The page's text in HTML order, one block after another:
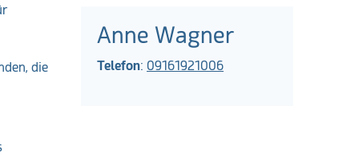
die
Anne Wagner
Telefon: 09161921006